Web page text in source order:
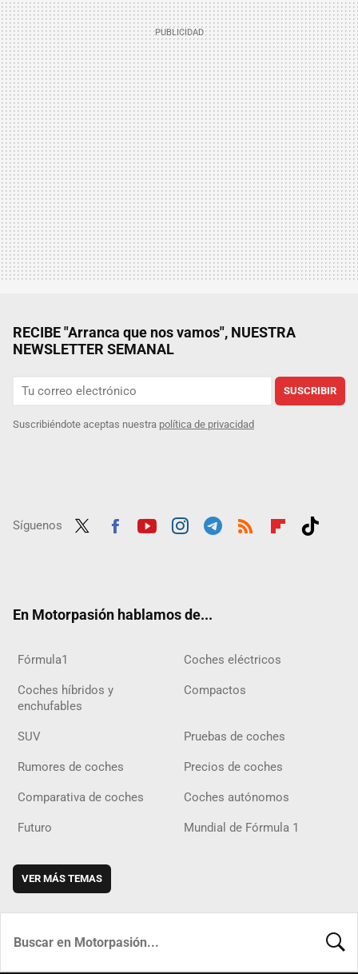
RECIBE "Arranca que nos vamos", NUESTRA
NEWSLETTER SEMANAL
SUSCRIBIR
Suscribiéndote aceptas nuestra política de privacidad
Síguenos
En Motorpasión hablamos de...
Fórmula1 Coches eléctricos
Coches híbridos y
enchufables
Compactos
SUV Pruebas de coches
Rumores de coches Precios de coches
Comparativa de coches Coches autónomos
Futuro Mundial de Fórmula 1
VER MÁS TEMAS